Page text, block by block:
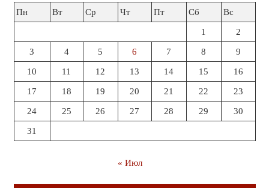
Пн
Вт Ср Чт Пт Сб Вс
1 2
3 4 5 6 7 8 9
10 11 12 13 14 15 16
17 18 19 20 21 22 23
24 25 26 27 28 29 30
31
« Июл